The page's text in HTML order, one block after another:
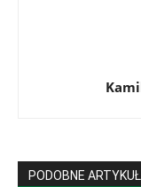
PODOBNE